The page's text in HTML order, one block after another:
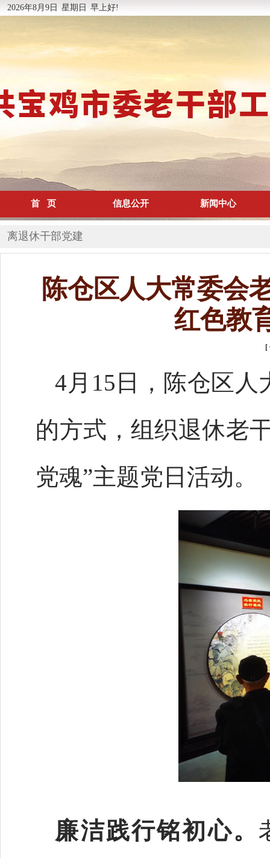
2026年8月9日 星期日 早上好!
首 页 信息公开 新闻中心
离退休干部党建
陈仓区人大常委会
红色教
[
4月15日，陈仓区
的方式，组织退休老
党魂”主题党日活动。
廉洁践行铭初心。